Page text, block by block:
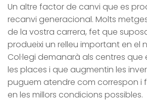
Un altre factor de canvi que es
recanvi generacional. Molts
de la vostra carrera, fet que
produeixi un relleu important en el
Col·legi demanarà als centres que
les places i que augmentin les
puguem atendre com correspon i
en les millors condicions possibles.